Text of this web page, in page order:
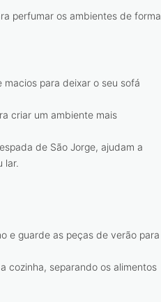
perfumar os ambientes de forma
para deixar o seu sofá
criar um ambiente mais
de São Jorge, ajudam a
lar.
e guarde as peças de verão para
cozinha, separando os alimentos